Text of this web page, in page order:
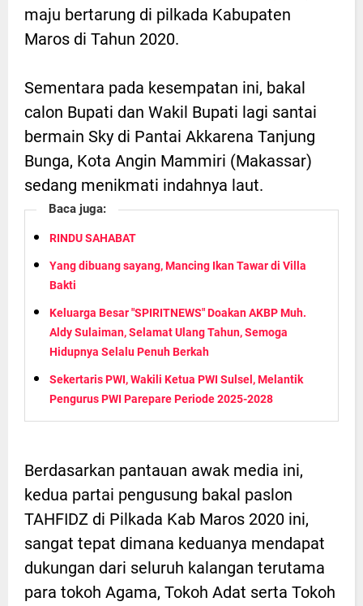
maju bertarung di pilkada Kabupaten
Maros di Tahun 2020.
Sementara pada kesempatan ini, bakal
calon Bupati dan Wakil Bupati lagi santai
bermain Sky di Pantai Akkarena Tanjung
Bunga, Kota Angin Mammiri (Makassar)
sedang menikmati indahnya laut.
Baca juga:
RINDU SAHABAT
Yang dibuang sayang, Mancing Ikan Tawar di Villa
Bakti
Keluarga Besar "SPIRITNEWS" Doakan AKBP Muh.
Aldy Sulaiman, Selamat Ulang Tahun, Semoga
Hidupnya Selalu Penuh Berkah
Sekertaris PWI, Wakili Ketua PWI Sulsel, Melantik
Pengurus PWI Parepare Periode 2025-2028
Berdasarkan pantauan awak media ini,
kedua partai pengusung bakal paslon
TAHFIDZ di Pilkada Kab Maros 2020 ini,
sangat tepat dimana keduanya mendapat
dukungan dari seluruh kalangan terutama
para tokoh Agama, Tokoh Adat serta Tokoh